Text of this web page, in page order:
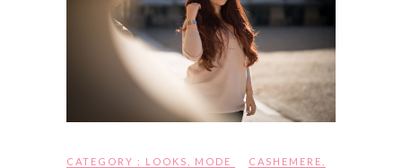
CATEGORY : LOOKS MODE CASHEMERE